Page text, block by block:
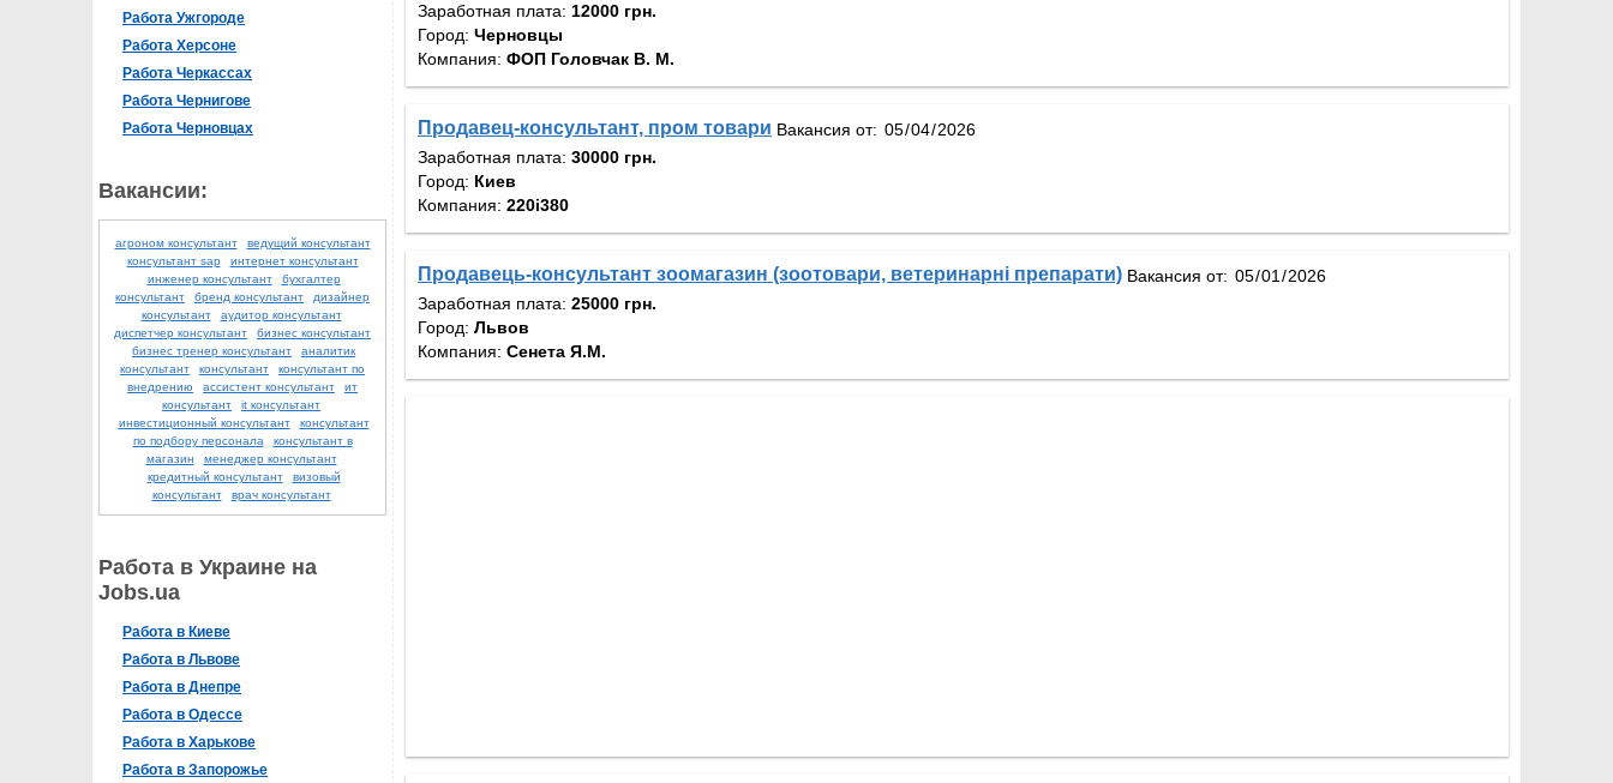
Работа Ужгороде
Работа Херсоне
Работа Черкассах
Работа Чернигове
Работа Черновцах
Вакансии:
агроном консультант
ведущий консультант
консультант sap
интернет консультант
инженер консультант
бухгалтер
консультант
бренд консультант
дизайнер
консультант
аудитор консультант
диспетчер консультант
бизнес консультант
бизнес тренер консультант
аналитик
консультант
консультант
консультант по
внедрению
ассистент консультант
ит
консультант
it консультант
инвестиционный консультант
консультант
по подбору персонала
консультант в
магазин
менеджер консультант
кредитный консультант
визовый
консультант
врач консультант
Работа в Украине на
Jobs.ua
Работа в Киеве
Работа в Львове
Работа в Днепре
Работа в Одессе
Работа в Харькове
Работа в Запорожье
Заработная плата: 12000 грн.
Город: Черновцы
Компания: ФОП Головчак В. М.
Продавец-консультант, пром товари Вакансия от:
Заработная плата: 30000 грн.
Город: Киев
Компания: 220і380
Продавець-консультант зоомагазин (зоотовари, ветеринарні препарати) Вакансия от:
Заработная плата: 25000 грн.
Город: Львов
Компания: Сенета Я.М.